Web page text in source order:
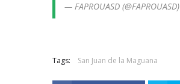
— FAPROUASD (@FAPROUASD)
Tags: San Juan de la Maguana